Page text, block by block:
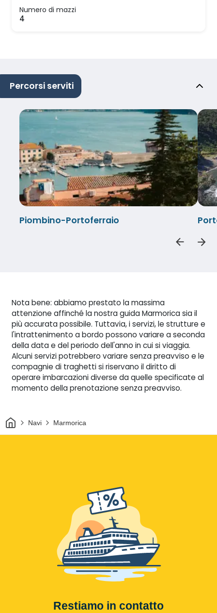
Numero di mazzi
4
Percorsi serviti
Piombino-Portoferraio
Nota bene: abbiamo prestato la massima
attenzione affinché la nostra guida Marmorica sia il
più accurata possibile. Tuttavia, i servizi, le strutture e
l'intrattenimento a bordo possono variare a seconda
della data e del periodo dell'anno in cui si viaggia.
Alcuni servizi potrebbero variare senza preavviso e le
compagnie di traghetti si riservano il diritto di
operare imbarcazioni diverse da quelle specificate al
momento della prenotazione senza preavviso.
CasaNavi Marmorica
Restiamo in contatto